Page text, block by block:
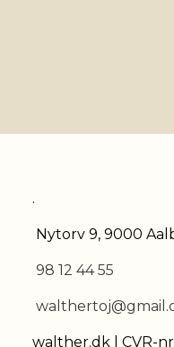
.
Nytorv 9, 9000
98 12 44 55
walther.dk | CVR-